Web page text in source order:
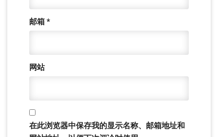
邮箱 *
网站
在此浏览器中保存我的显示名称、邮箱地址和